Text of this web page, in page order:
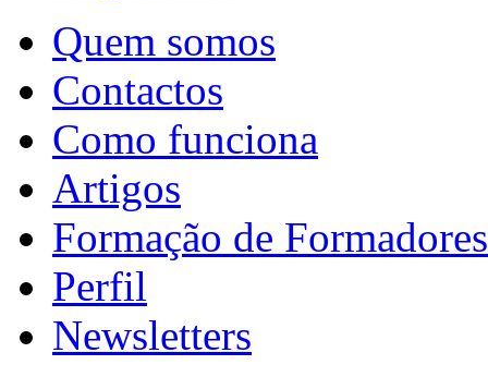
Quem somos
Contactos
Como funciona
Artigos
Formação de Formadores
Perfil
Newsletters